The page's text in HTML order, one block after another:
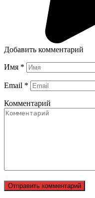
Добавить комментарий
Имя *
Email *
Комментарий